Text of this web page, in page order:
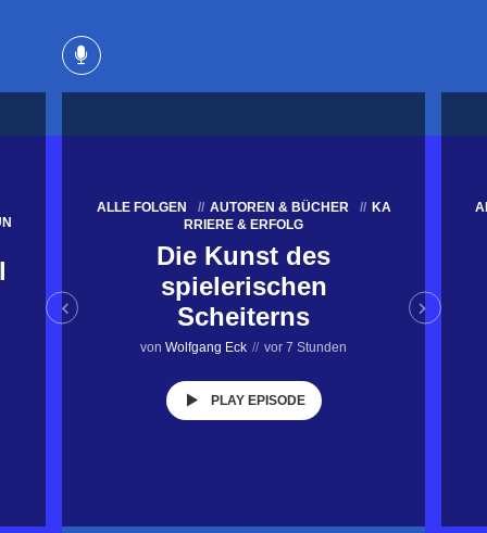
ALLE FOLGEN AUTOREN & BÜCHER
KA
RRIERE & ERFOLG
Die Kunst des
spielerischen
Scheiterns
von Wolfgang Eck vor 7 Stunden
PLAY EPISODE